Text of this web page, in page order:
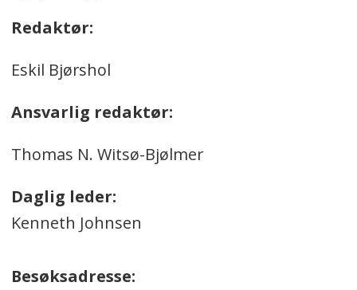
Redaktør:
Eskil Bjørshol
Ansvarlig redaktør:
Thomas N. Witsø-Bjølmer
Daglig leder:
Kenneth Johnsen
Besøksadresse: